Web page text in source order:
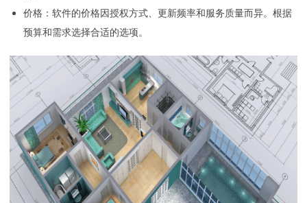
价格：软件的价格因授权方式、更新频率和服务质量而异。根据
预算和需求选择合适的选项。